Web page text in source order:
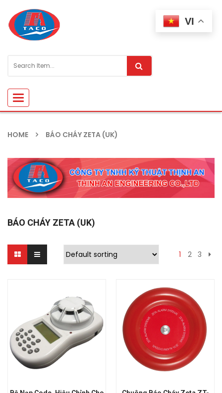
Toggle
navigation
HOME BÁO CHÁY ZETA (UK)
BÁO CHÁY ZETA (UK)
1 2 3
VI